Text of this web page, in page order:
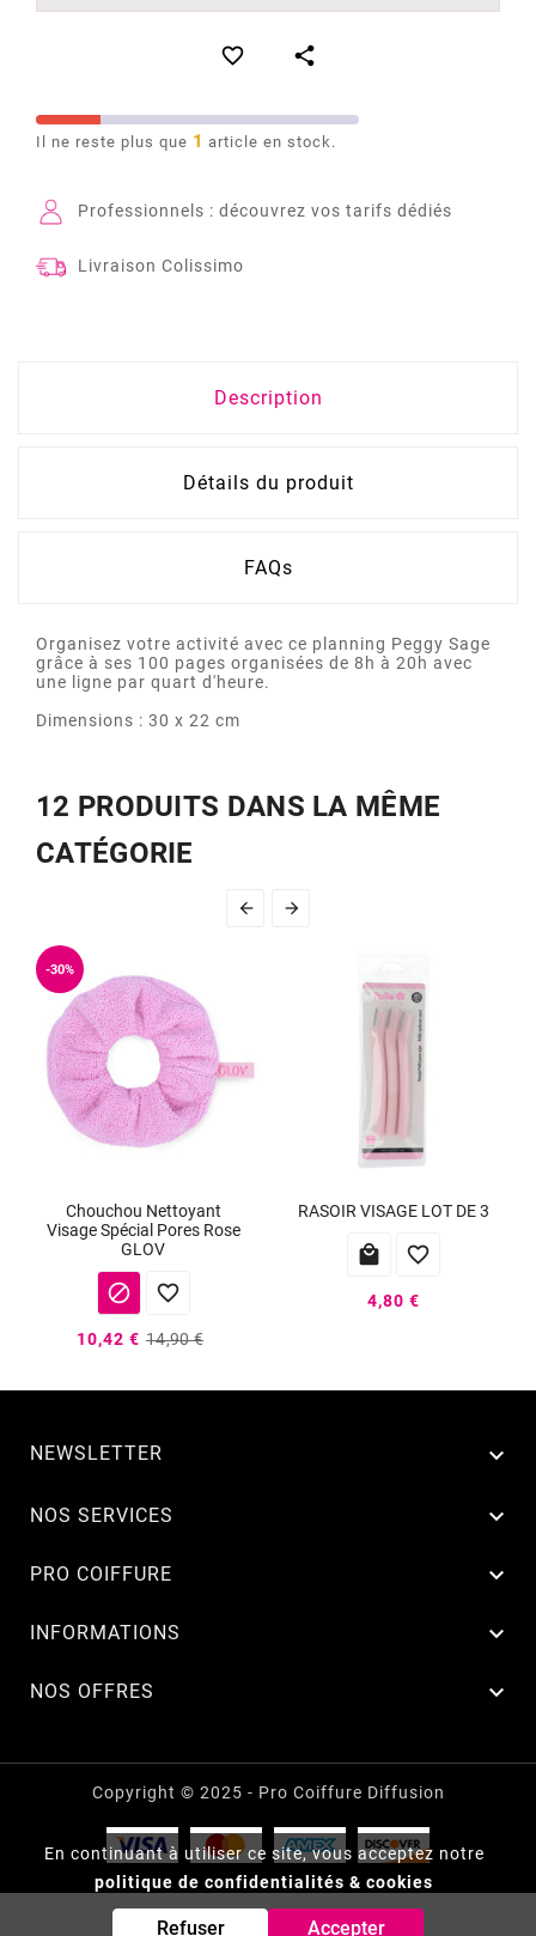
En continuant à utiliser ce site, vous acceptez notre
politique de confidentialités & cookies
Refuser Accepter
 
Il ne reste plus que 1 article en stock.
Professionnels : découvrez vos tarifs dédiés
Livraison Colissimo
Description
Détails du produit
FAQs
Organisez votre activité avec ce planning Peggy Sage
grâce à ses 100 pages organisées de 8h à 20h avec
une ligne par quart d'heure.
Dimensions : 30 x 22 cm
12 PRODUITS DANS LA MÊME
CATÉGORIE
 
-30%
Chouchou Nettoyant
Visage Spécial Pores Rose
GLOV
 
10,42 € 14,90 €
RASOIR VISAGE LOT DE 3
 
4,80 €
NEWSLETTER 
NOS SERVICES 
PRO COIFFURE 
INFORMATIONS 
NOS OFFRES 
Copyright © 2025 - Pro Coiffure Diffusion